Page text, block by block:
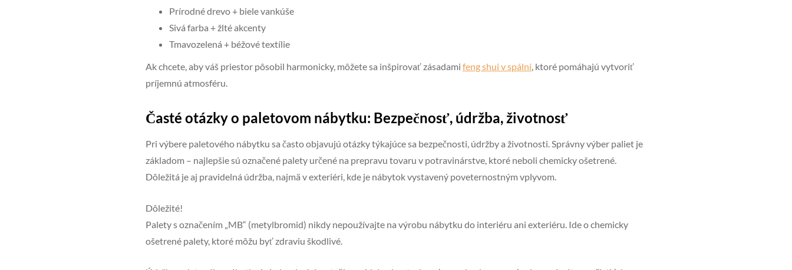
Prírodné drevo + biele vankúše
Sivá farba + žlté akcenty
Tmavozelená + béžové textílie
Ak chcete, aby váš priestor pôsobil harmonicky, môžete sa inšpirovať zásadami feng shui v spálni, ktoré pomáhajú vytvoriť
príjemnú atmosféru.
Časté otázky o paletovom nábytku: Bezpečnosť, údržba, životnosť
Pri výbere paletového nábytku sa často objavujú otázky týkajúce sa bezpečnosti, údržby a životnosti. Správny výber paliet je
základom – najlepšie sú označené palety určené na prepravu tovaru v potravinárstve, ktoré neboli chemicky ošetrené.
Dôležitá je aj pravidelná údržba, najmä v exteriéri, kde je nábytok vystavený poveternostným vplyvom.
Dôležité!
Palety s označením „MB“ (metylbromid) nikdy nepoužívajte na výrobu nábytku do interiéru ani exteriéru. Ide o chemicky
ošetrené palety, ktoré môžu byť zdraviu škodlivé.